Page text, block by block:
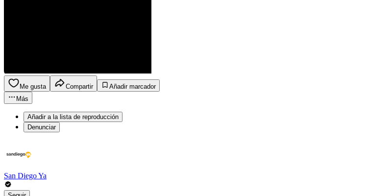
Me gusta Compartir
Añadir marcador
Más
Añadir a la lista de reproducción
Denunciar
San Diego Ya